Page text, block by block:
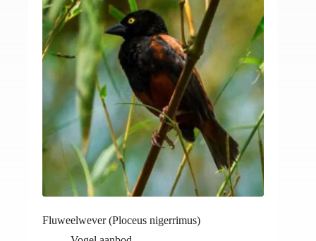
Fluweelwever (Ploceus nigerrimus)